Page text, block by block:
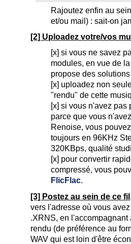
Rajoutez enfin au
et/ou mail) : sait-on
[2] Uploadez votre/vos
[x] si vous ne savez
modules, en vue de
propose des
[x] uploadez non
"rendu" de cette
[x] si vous n'avez pas
parce que vous
Renoise, vous
toujours en 96KHz
320KBps, qualité
[x] pour convertir
compressé, vous
FlicFlac.
[3] Postez au sein de ce fil
vers l'adresse où vous
.XRNS, en
rendu (de préférence au
WAV qui est loin d'être